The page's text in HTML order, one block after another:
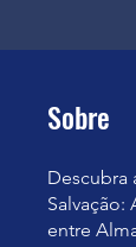
Sobre
Descubra
Salvação:
entre